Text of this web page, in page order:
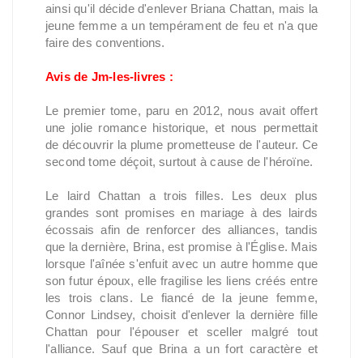
ainsi qu'il décide d'enlever Briana Chattan, mais la
jeune femme a un tempérament de feu et n'a que
faire des conventions.
Avis de Jm-les-livres :
Le premier tome, paru en 2012, nous avait offert
une jolie romance historique, et nous permettait
de découvrir la plume prometteuse de l'auteur. Ce
second tome déçoit, surtout à cause de l'héroïne.
Le laird Chattan a trois filles. Les deux plus
grandes sont promises en mariage à des lairds
écossais afin de renforcer des alliances, tandis
que la dernière, Brina, est promise à l'Église. Mais
lorsque l'aînée s'enfuit avec un autre homme que
son futur époux, elle fragilise les liens créés entre
les trois clans. Le fiancé de la jeune femme,
Connor Lindsey, choisit d'enlever la dernière fille
Chattan pour l'épouser et sceller malgré tout
l'alliance. Sauf que Brina a un fort caractère et